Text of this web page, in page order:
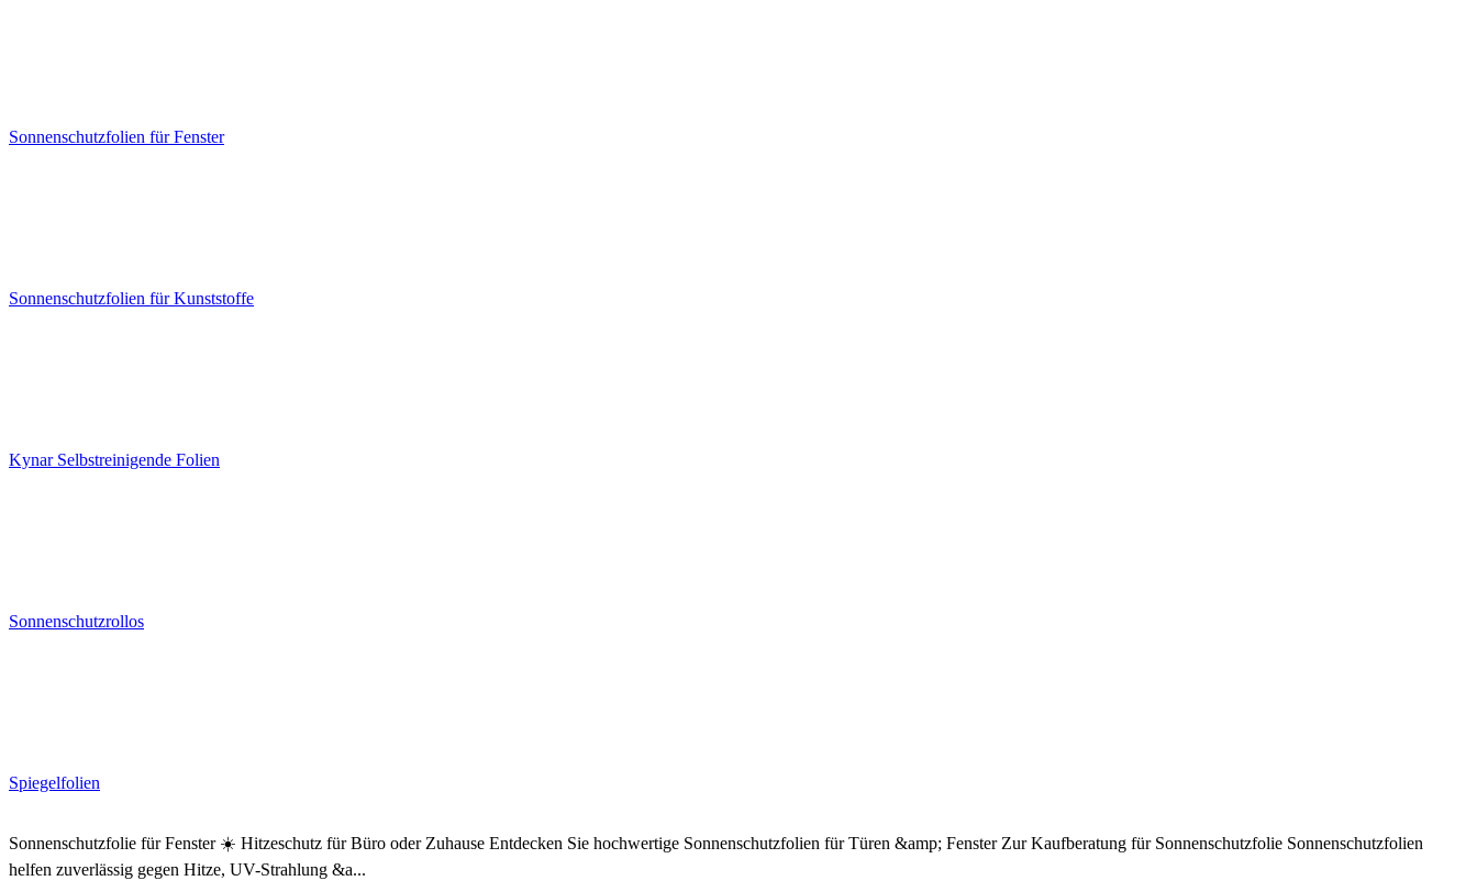
Sonnenschutzfolien für Fenster
Sonnenschutzfolien für Kunststoffe
Kynar Selbstreinigende Folien
Sonnenschutzrollos
Spiegelfolien
Sonnenschutzfolie für Fenster ☀️ Hitzeschutz für Büro oder Zuhause Entdecken Sie hochwertige Sonnenschutzfolien für Türen &amp; Fenster Zur Kaufberatung für Sonnenschutzfolie Sonnenschutzfolien
helfen zuverlässig gegen Hitze, UV-Strahlung &a...